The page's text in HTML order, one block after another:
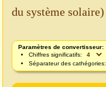
du système solaire)
Paramètres de convertisseur:
Chiffres significatifs:
Séparateur des cathégories: